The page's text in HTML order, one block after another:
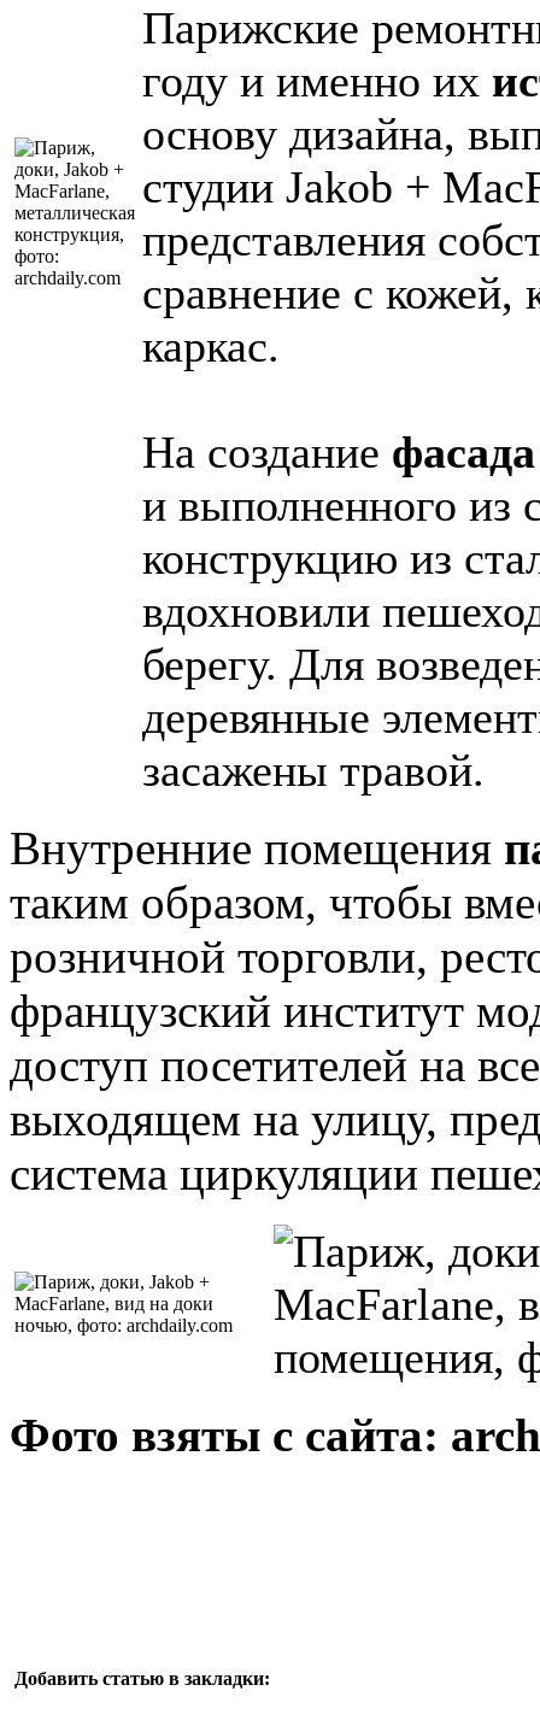
Парижские
году и именно их
основу дизайна,
студии Jakob +
представления
сравнение с кожей,
каркас.
На создание
и выполненного из
конструкцию из
вдохновили
берегу. Для
деревянные
засажены травой.
Внутренние помещения
таким образом, чтобы
розничной торговли,
французский институт
доступ посетителей на
выходящем на улицу,
система циркуляции
Фото взяты с сайта:
Добавить статью в закладки: